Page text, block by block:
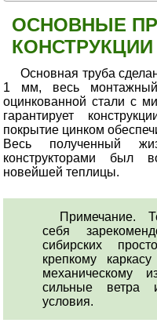
ОСНОВНЫЕ
КОНСТРУКЦИИ
Основная труба
1 мм, весь
оцинкованной стали с
гарантирует
покрытие цинком
Весь полученный
конструкторами был
новейшей теплицы.
Примечание.
себя
сибирских
крепкому
механическому
сильные ветра
условия.